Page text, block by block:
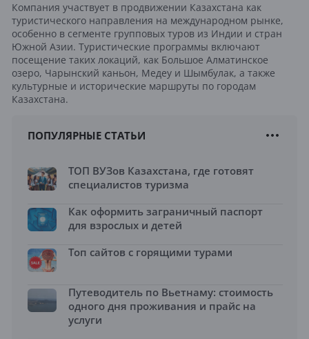
Компания участвует в продвижении Казахстана как
туристического направления на международном рынке,
особенно в сегменте групповых туров из Индии и стран
Южной Азии. Туристические программы включают
посещение таких локаций, как Большое Алматинское
озеро, Чарынский каньон, Медеу и Шымбулак, а также
культурные и исторические маршруты по городам
Казахстана.
ПОПУЛЯРНЫЕ СТАТЬИ
ТОП ВУЗов Казахстана, где готовят
специалистов туризма
Как оформить заграничный паспорт
для взрослых и детей
Топ сайтов с горящими турами
Путеводитель по Вьетнаму: стоимость
одного дня проживания и прайс на
услуги